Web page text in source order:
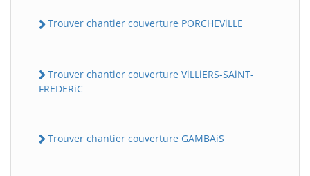
Trouver chantier couverture PORCHEViLLE
Trouver chantier couverture ViLLiERS-SAiNT-
FREDERiC
Trouver chantier couverture GAMBAiS